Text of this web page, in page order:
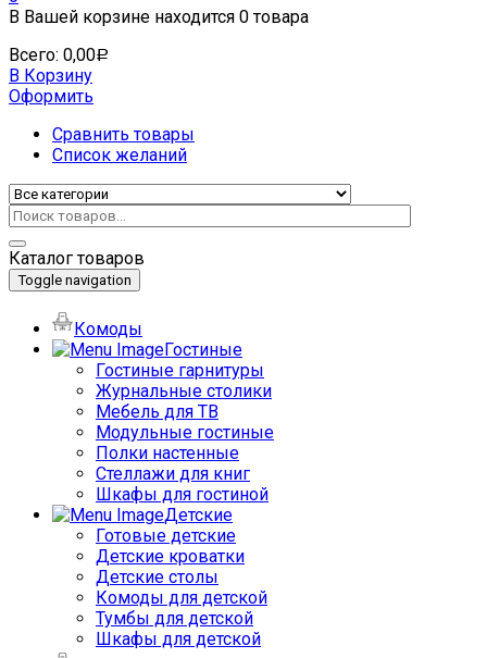
В Вашей корзине находится 0 товара
Всего: 0,00Р
В Корзину
Оформить
Сравнить товары
Список желаний
Каталог товаров
Toggle navigation
Комоды
Гостиные
Гостиные гарнитуры
Журнальные столики
Мебель для ТВ
Модульные гостиные
Полки настенные
Стеллажи для книг
Шкафы для гостиной
Детские
Готовые детские
Детские кроватки
Детские столы
Комоды для детской
Тумбы для детской
Шкафы для детской